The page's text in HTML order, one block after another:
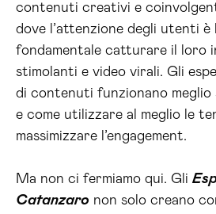
contenuti creativi e
dove l’attenzione degli utenti è
fondamentale catturare il loro
stimolanti e video virali. Gli
di contenuti funzionano
e come utilizzare al meglio le
massimizzare l’engagement.
Ma non ci fermiamo qui. Gli
Catanzaro non solo creano